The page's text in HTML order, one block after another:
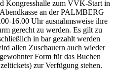
Kongresshalle zum VVK-Start in
an der PALMBERG
16.00 Uhr ausnahmsweise ihre
gerecht zu werden. Es gilt zu
in bar gezahlt werden
allen Zuschauern auch wieder
Form für das Buchen
zur Verfügung stehen.